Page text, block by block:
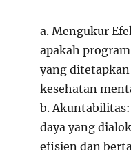
a. Mengukur
apakah
yang
kesehatan
b.
daya yang
efisien dan